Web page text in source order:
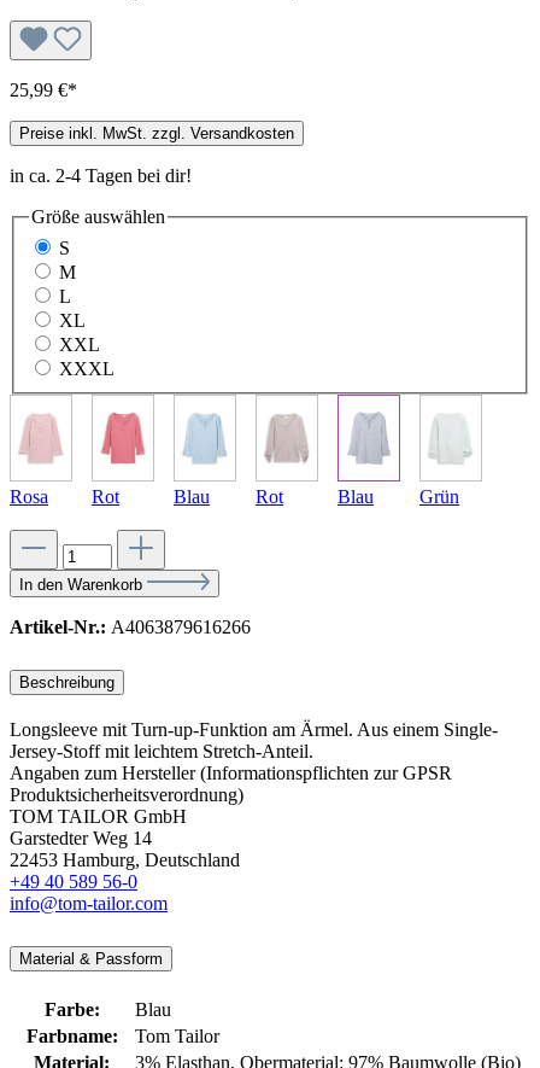
25,99 €*
Preise inkl. MwSt. zzgl. Versandkosten
in ca. 2-4 Tagen bei dir!
Größe auswählen
S
M
L
XL
XXL
XXXL
Rosa Rot Blau Rot Blau Grün
In den Warenkorb
Artikel-Nr.: A4063879616266
Beschreibung
Longsleeve mit Turn-up-Funktion am Ärmel. Aus einem Single-
Jersey-Stoff mit leichtem Stretch-Anteil.
Angaben zum Hersteller (Informationspflichten zur GPSR
Produktsicherheitsverordnung)
TOM TAILOR GmbH
Garstedter Weg 14
22453 Hamburg, Deutschland
+49 40 589 56-0
info@tom-tailor.com
Material & Passform
Farbe:
Blau
Farbname:
Tom Tailor
Material:
3% Elasthan, Obermaterial: 97% Baumwolle (Bio)